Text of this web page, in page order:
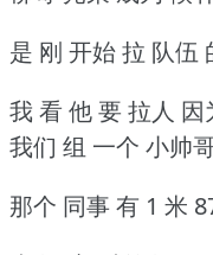
是 刚 开始 拉 队伍
我 看 他 要 拉人
我们 组 一个 小帅
那个 同事 有 1 米